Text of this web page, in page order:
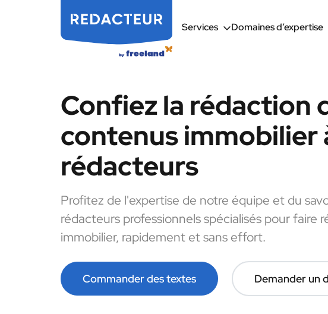
Services Domaines d’expertise
Confiez la rédaction
contenus immobilier
rédacteurs
Profitez de l'expertise de notre équipe et du
rédacteurs professionnels spécialisés pour faire
immobilier, rapidement et sans effort.
Commander des textes Demander un